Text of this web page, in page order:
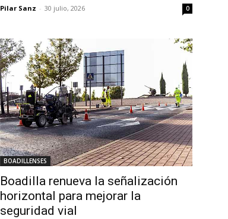
Pilar Sanz - 30 julio, 2026 0
BOADILLENSES
Boadilla renueva la señalización
horizontal para mejorar la
seguridad vial